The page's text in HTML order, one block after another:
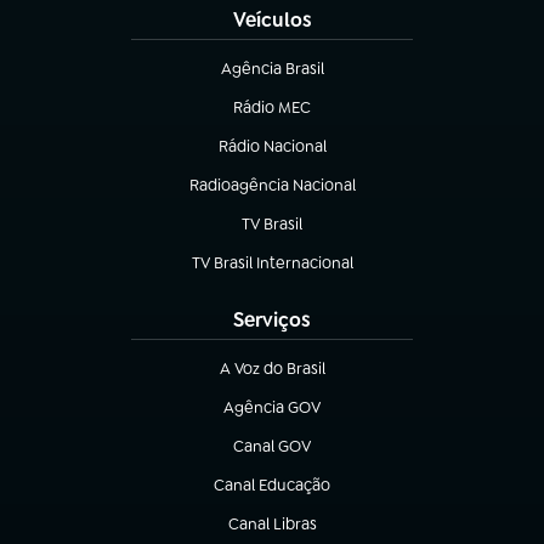
Veículos
Agência Brasil
(abre em nova aba)
Rádio MEC
Rádio Nacional
(abre em nova aba)
Radioagência Nacional
(abre em nova aba)
TV Brasil
(abre em nova aba)
TV Brasil Internacional
(abre em nova aba)
Serviços
A Voz do Brasil
(abre em nova aba)
Agência GOV
(abre em nova aba)
Canal GOV
(abre em nova aba)
Canal Educação
(abre em nova aba)
Canal Libras
(abre em nova aba)